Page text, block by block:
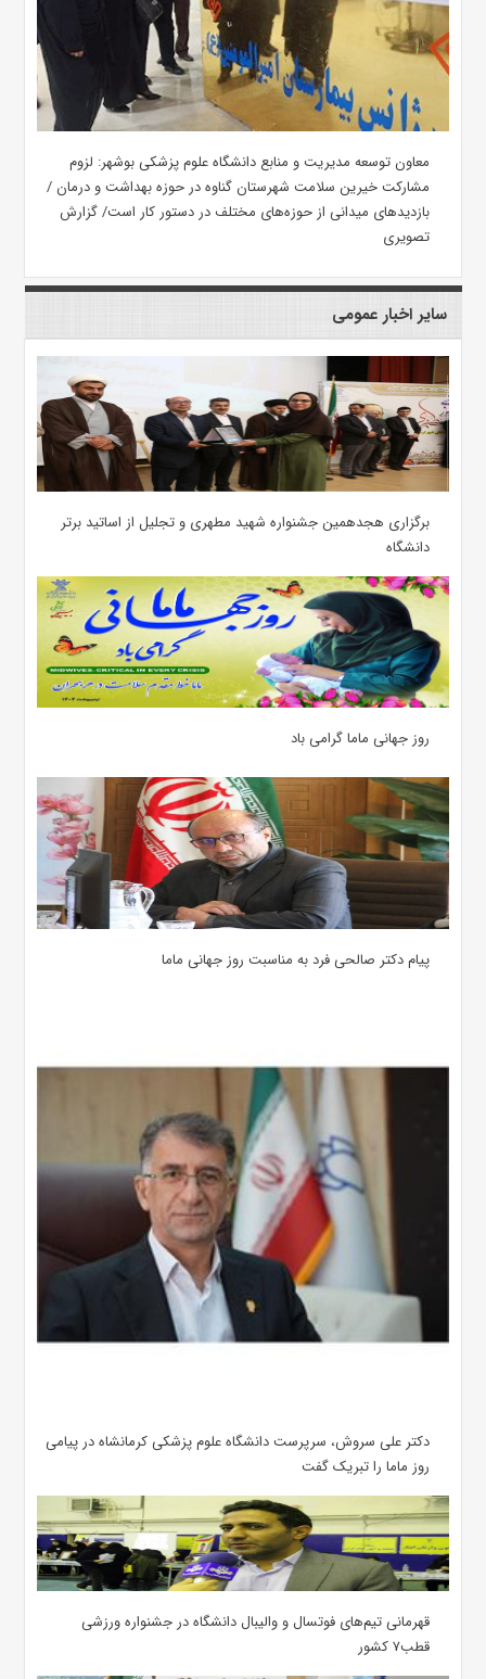
معاون توسعه مدیریت و منابع دانشگاه علوم پزشکی بوشهر: لزوم
مشارکت خیرین سلامت شهرستان گناوه در حوزه بهداشت و درمان /
بازدیدهای میدانی از حوزه‌های مختلف در دستور کار است/ گزارش
تصویری
سایر اخبار عمومی
برگزاری هجدهمین جشنواره شهید مطهری و تجلیل از اساتید برتر
دانشگاه
روز جهانی ماما گرامی باد
پیام دکتر صالحی فرد به مناسبت روز جهانی ماما
دکتر علی سروش، سرپرست دانشگاه علوم پزشکی کرمانشاه در پیامی
روز ماما را تبریک گفت
قهرمانی تیم‌های فوتسال و والیبال دانشگاه در جشنواره ورزشی
قطب۷ کشور